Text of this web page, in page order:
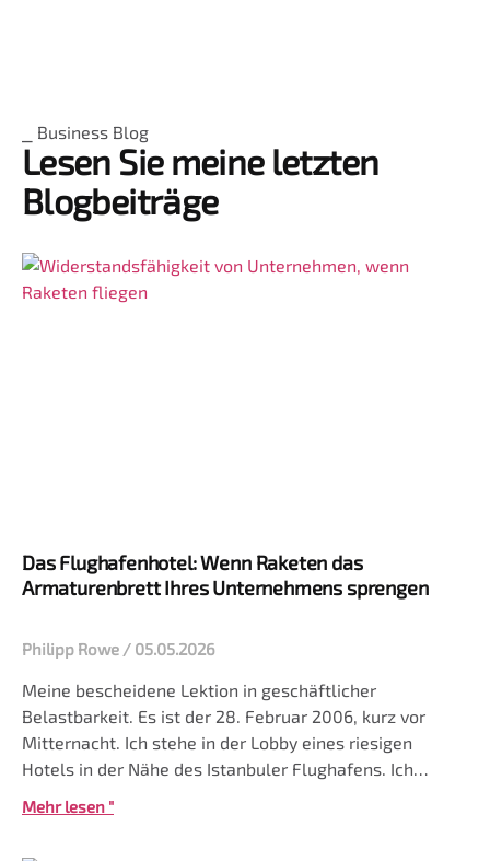
⎯ Business Blog
Lesen Sie meine letzten
Blogbeiträge
Das Flughafenhotel: Wenn Raketen das
Armaturenbrett Ihres Unternehmens sprengen
Philipp Rowe 05.05.2026
Meine bescheidene Lektion in geschäftlicher
Belastbarkeit. Es ist der 28. Februar 2006, kurz vor
Mitternacht. Ich stehe in der Lobby eines riesigen
Hotels in der Nähe des Istanbuler Flughafens. Ich
nach Podgorica. Eigentlich wollte ich nur spontan ein
Mehr lesen "